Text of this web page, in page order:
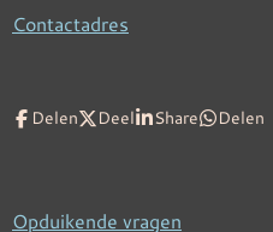
Contactadres
Delen Deel Share Delen
Opduikende vragen